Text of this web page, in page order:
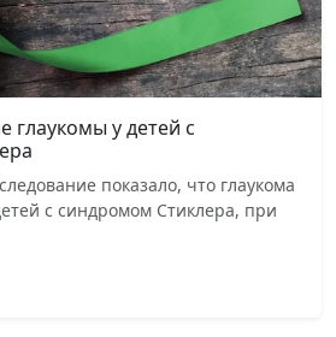
глаукомы у детей с
показало, что глаукома
с синдромом Стиклера, при